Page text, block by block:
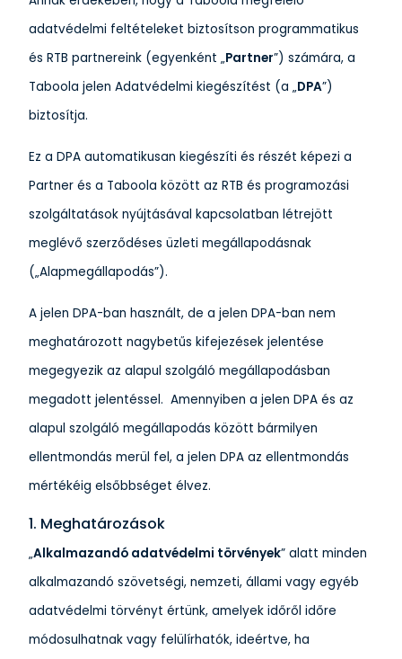
adatvédelmi feltételeket biztosítson programmatikus
és RTB partnereink (egyenként „Partner”) számára, a
Taboola jelen Adatvédelmi kiegészítést (a „DPA”)
biztosítja.
Ez a DPA automatikusan kiegészíti és részét képezi a
Partner és a Taboola között az RTB és programozási
szolgáltatások nyújtásával kapcsolatban létrejött
meglévő szerződéses üzleti megállapodásnak
(„Alapmegállapodás”).
A jelen DPA-ban használt, de a jelen DPA-ban nem
meghatározott nagybetűs kifejezések jelentése
megegyezik az alapul szolgáló megállapodásban
megadott jelentéssel. Amennyiben a jelen DPA és az
alapul szolgáló megállapodás között bármilyen
ellentmondás merül fel, a jelen DPA az ellentmondás
mértékéig elsőbbséget élvez.
1. Meghatározások
„Alkalmazandó adatvédelmi törvények” alatt minden
alkalmazandó szövetségi, nemzeti, állami vagy egyéb
adatvédelmi törvényt értünk, amelyek időről időre
módosulhatnak vagy felülírhatók, ideértve, ha